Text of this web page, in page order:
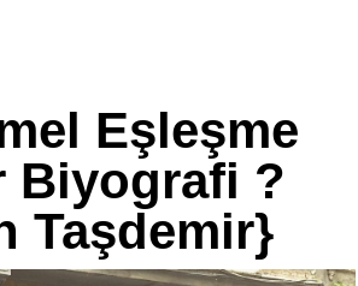
Eşleşme
Biyografi ?
Taşdemir}